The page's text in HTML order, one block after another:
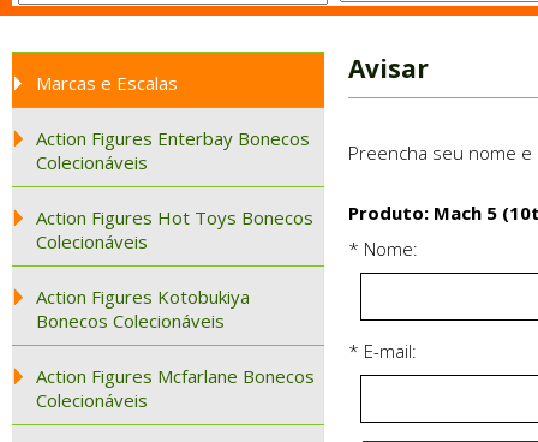
Marcas e Escalas
Action Figures Enterbay Bonecos
Colecionáveis
Action Figures Hot Toys Bonecos
Colecionáveis
Action Figures Kotobukiya
Bonecos Colecionáveis
Action Figures Mcfarlane Bonecos
Colecionáveis
Avisar
Preencha seu nome
Produto: Mach 5
* Nome:
* E-mail: